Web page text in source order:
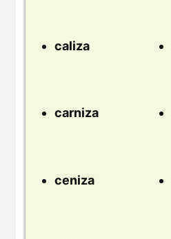
caliza
carniza
ceniza